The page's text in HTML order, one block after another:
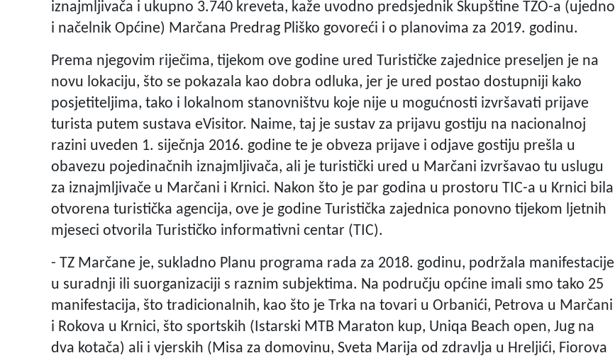
iznajmljivača i ukupno 3.740 kreveta, kaže uvodno predsjednik Skupštine TZO-a (ujedno
i načelnik Općine) Marčana Predrag Pliško govoreći i o planovima za 2019. godinu.
Prema njegovim riječima, tijekom ove godine ured Turističke zajednice preseljen je na
novu lokaciju, što se pokazala kao dobra odluka, jer je ured postao dostupniji kako
posjetiteljima, tako i lokalnom stanovništvu koje nije u mogućnosti izvršavati prijave
turista putem sustava eVisitor. Naime, taj je sustav za prijavu gostiju na nacionalnoj
razini uveden 1. siječnja 2016. godine te je obveza prijave i odjave gostiju prešla u
obavezu pojedinačnih iznajmljivača, ali je turistički ured u Marčani izvršavao tu uslugu
za iznajmljivače u Marčani i Krnici. Nakon što je par godina u prostoru TIC-a u Krnici bila
otvorena turistička agencija, ove je godine Turistička zajednica ponovno tijekom ljetnih
mjeseci otvorila Turističko informativni centar (TIC).
- TZ Marčane je, sukladno Planu programa rada za 2018. godinu, podržala manifestacije
u suradnji ili suorganizaciji s raznim subjektima. Na području općine imali smo tako 25
manifestacija, što tradicionalnih, kao što je Trka na tovari u Orbanići, Petrova u Marčani
i Rokova u Krnici, što sportskih (Istarski MTB Maraton kup, Uniqa Beach open, Jug na
dva kotača) ali i vjerskih (Misa za domovinu, Sveta Marija od zdravlja u Hreljići, Fiorova